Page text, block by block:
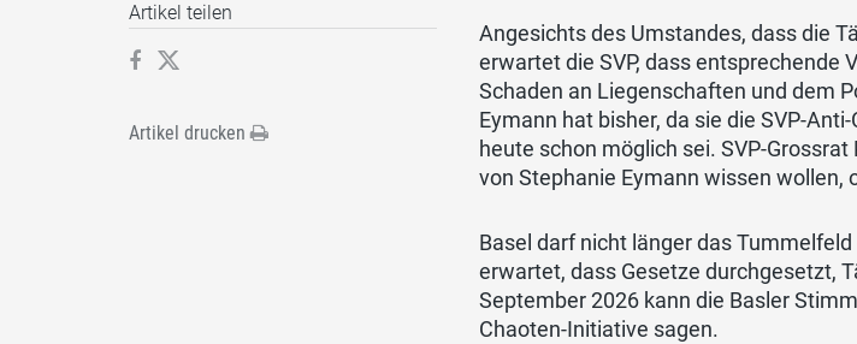
Angesichts des Umstandes, dass die
erwartet die SVP, dass entsprechende
Schaden an Liegenschaften und dem
Eymann hat bisher, da sie die SVP-
heute schon möglich sei. SVP-
von Stephanie Eymann wissen
Basel darf nicht länger das
erwartet, dass Gesetze durchgesetzt,
September 2026 kann die Basler
Chaoten-Initiative sagen.
Artikel teilen
Artikel drucken